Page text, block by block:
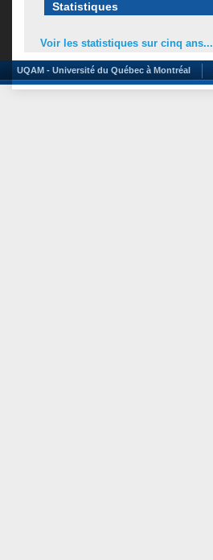
Statistiques
Voir les statistiques sur cinq ans...
UQAM - Université du Québec à Montréal